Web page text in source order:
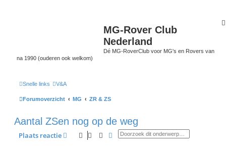
MG-Rover Club
Nederland
Dé MG-RoverClub voor MG's en Rovers van
na 1990 (ouderen ook welkom)
Snelle links V&A
Forumoverzicht MG ZR & ZS
Aantal ZSen nog op de weg
Plaats reactie Zoek Uitgebreid zoeken